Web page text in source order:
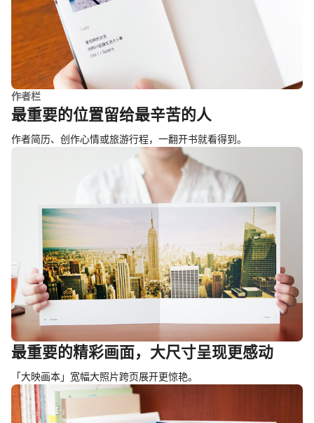
作者栏
最重要的位置留给最辛苦的人
作者简历、创作心情或旅游行程，一翻开书就看得到。
最重要的精彩画面，大尺寸呈现更感动
「大映画本」宽幅大照片跨页展开更惊艳。